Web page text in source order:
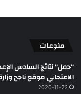
منوعات
الامتحاني موقع ناجح وزارة
2020-11-22